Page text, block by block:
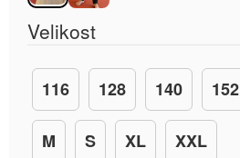
Velikost
116 128 140 152
M S XL XXL